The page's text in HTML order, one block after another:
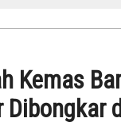
Kemas
Dibongkar